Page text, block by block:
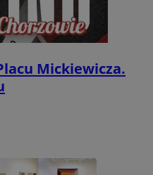
Mickiewicza.